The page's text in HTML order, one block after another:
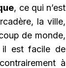
, ce qui n’est
la ville,
de monde,
il est facile de
à